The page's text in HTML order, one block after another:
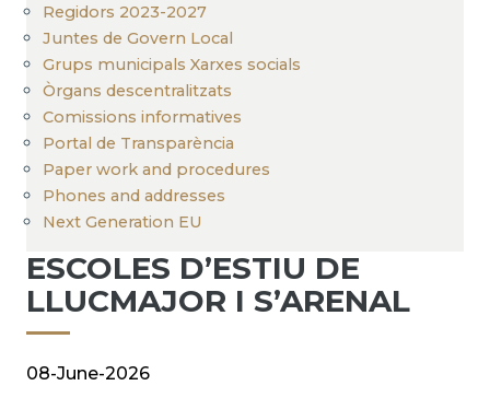
PERFIL
DEL
CONTRACTANT
ANUNCIS
Regidors 2023-2027
Juntes de Govern Local
Grups municipals Xarxes socials
Òrgans descentralitzats
Comissions informatives
Portal de Transparència
Paper work and procedures
Phones and addresses
Next Generation EU
ESCOLES D’ESTIU DE
LLUCMAJOR I S’ARENAL
08-June-2026